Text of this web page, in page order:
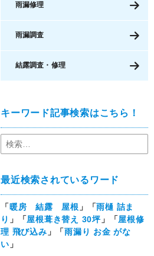
雨漏修理
雨漏調査
結露調査・修理
キーワード記事検索はこちら！
最近検索されているワード
「暖房 結露 屋根 」「雨樋 詰ま
り 」「屋根葺き替え 30坪」「屋根修
理 飛び込み 」「雨漏り お金 がな
い 」